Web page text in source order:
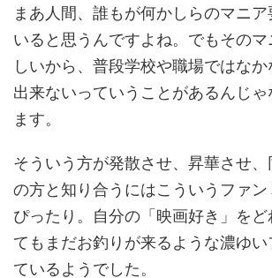
まあ人間、誰もが何かしらのマニ
いると思うんですよね。でもその
しいから、普段学校や職場ではな
出来ないっていうことがあるんじ
ます。
そういう方が発散させ、昇華させ
の方と知り合うにはこういうファ
ぴったり。自分の「映画好き」をど
てもまだお釣りが来るような濃ゆ
ているようでした。